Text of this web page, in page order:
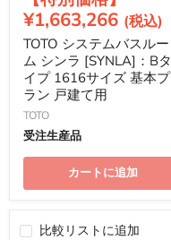
価
格
在
の
価
格
¥1,663,266
TOTO システムバスルー
ム シンラ [SYNLA]：Bタ
イプ 1616サイズ 基本プ
ラン 戸建て用
TOTO
受注生産品
カートに追加
比較リストに追加